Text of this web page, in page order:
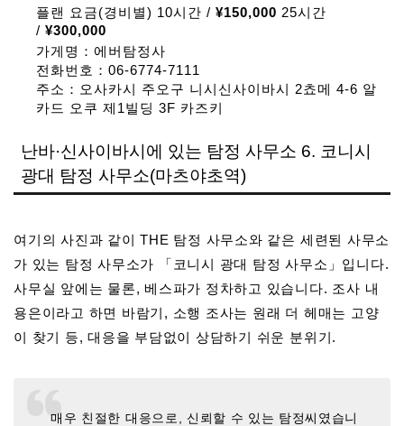
플랜 요금(경비별) 10시간 / ¥150,000 25시간
/ ¥300,000
가게명：에버탐정사
전화번호：06-6774-7111
주소：오사카시 주오구 니시신사이바시 2쵸메 4-6 알
카드 오쿠 제1빌딩 3F 카즈키
난바·신사이바시에 있는 탐정 사무소 6. 코니시
광대 탐정 사무소(마츠야초역)
여기의 사진과 같이 THE 탐정 사무소와 같은 세련된 사무소
가 있는 탐정 사무소가 「코니시 광대 탐정 사무소」입니다.
사무실 앞에는 물론, 베스파가 정차하고 있습니다. 조사 내
용은이라고 하면 바람기, 소행 조사는 원래 더 헤매는 고양
이 찾기 등, 대응을 부담없이 상담하기 쉬운 분위기.
매우 친절한 대응으로, 신뢰할 수 있는 탐정씨였습니